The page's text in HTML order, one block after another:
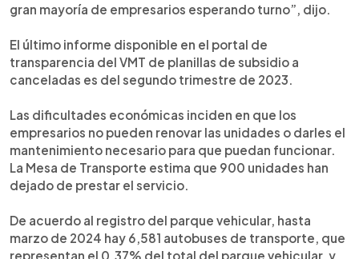
gran mayoría de empresarios esperando turno”, dijo.
El último informe disponible en el portal de
transparencia del VMT de planillas de subsidio a
canceladas es del segundo trimestre de 2023.
Las dificultades económicas inciden en que los
empresarios no pueden renovar las unidades o darles el
mantenimiento necesario para que puedan funcionar.
La Mesa de Transporte estima que 900 unidades han
dejado de prestar el servicio.
De acuerdo al registro del parque vehicular, hasta
marzo de 2024 hay 6,581 autobuses de transporte, que
representan el 0.37% del total del parque vehicular, y